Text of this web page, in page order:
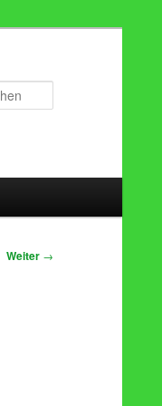
Weiter →